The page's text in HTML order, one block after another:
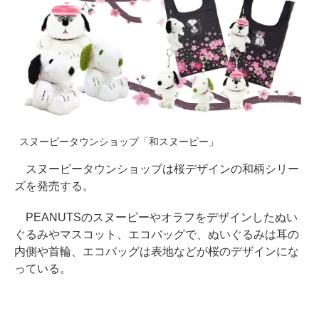
スヌーピータウンショップ「和スヌーピー」
スヌーピータウンショップは桜デザインの和柄シリー
ズを発売する。
PEANUTSのスヌーピーやオラフをデザインしたぬい
ぐるみやマスコット、エコバッグで、ぬいぐるみは耳の
内側や首輪、エコバッグは表地などが桜のデザインにな
っている。